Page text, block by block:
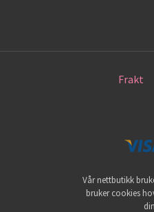
Frakt
Vår nettbutikk
bruker cookies